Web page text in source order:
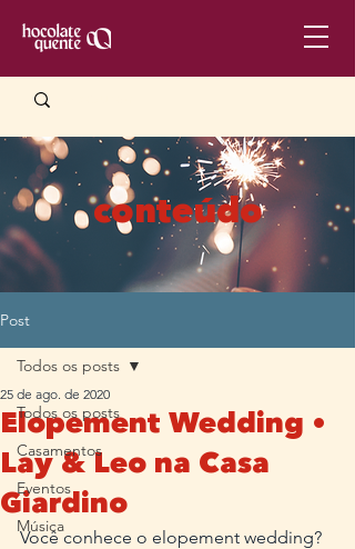
conteúdo
Post
Todos os posts
Casamentos
Eventos
Música
Todos os posts
Elopement Wedding •
Lay & Leo na Casa
Giardino
25 de ago. de 2020
Você conhece o elopement wedding?